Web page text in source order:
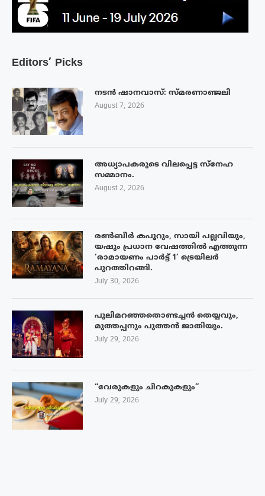
Editors’ Picks
നടൻ ഷാനവാസ്: സ്മരണാഞ്ജലി
August 7, 2026
അധ്യാപകരുടെ വിലപ്പെട്ട സ്നേഹ
സമ്മാനം.
August 2, 2026
രൺബീർ കപൂറും, സായി പല്ലവിയും,
യഷും പ്രധാന വേഷത്തിൽ എത്തുന്ന
‘രാമായണം പാർട്ട് 1’ ട്രെയിലർ
പുറത്തിറങ്ങി.
July 30, 2026
പുലിമറഞ്ഞതൊണ്ടച്ചൻ തെയ്യവും,
മുത്തപ്പനും പുത്തൻ ജാതിയും.
July 29, 2026
“വേരുകളും ചിറകുകളും”
July 29, 2026